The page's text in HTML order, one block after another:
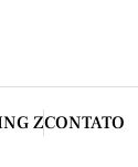
ZCONTATO